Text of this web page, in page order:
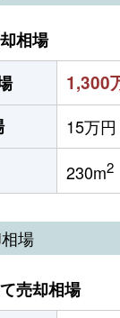
相場
1,300
15万円
230m2
場
売却相場